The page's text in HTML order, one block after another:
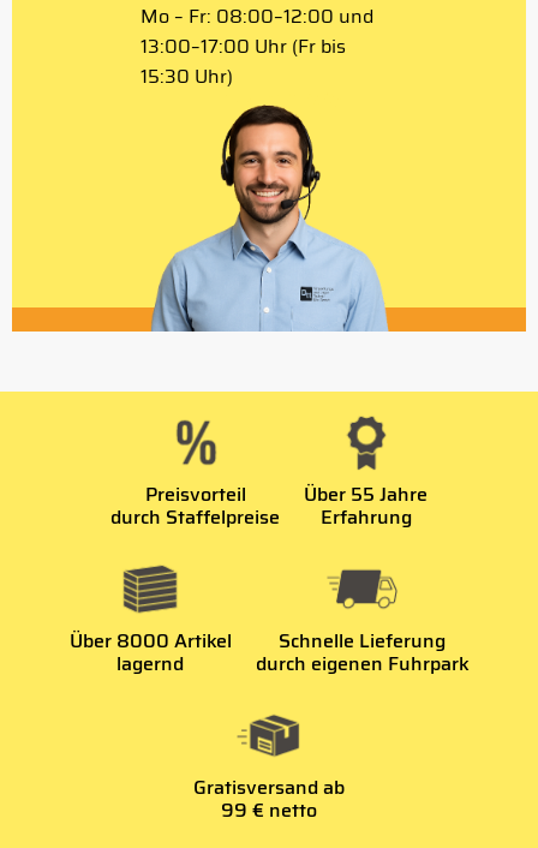
Mo – Fr: 08:00–12:00 und
13:00–17:00 Uhr (Fr bis
15:30 Uhr)
Preisvorteil
durch Staffelpreise
Über 55 Jahre
Erfahrung
Über 8000 Artikel
lagernd
Schnelle Lieferung
durch eigenen Fuhrpark
Gratisversand ab
99 € netto